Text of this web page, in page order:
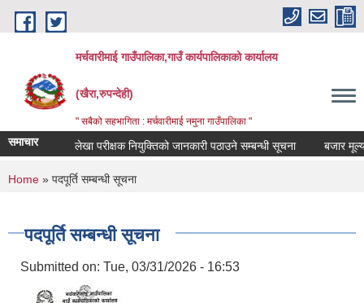
Skip to main content
मर्चवारीमाई गाउँपालिका,गाउँ कार्यपालिकाको कार्यालय
(खैरा,रुपन्देही)
" सबैको सहभागिता : मर्चवारीमाई नमुना गाउँपालिका "
समाचार लेखा परीक्षक नियुक्तिको जानकारी पठाउने सम्बन्धी सूचना बजार मूल्य
You are here
Home » पदपूर्ति सम्बन्धी सूचना
पदपूर्ति सम्बन्धी सूचना
Submitted on: Tue, 03/31/2026 - 16:53